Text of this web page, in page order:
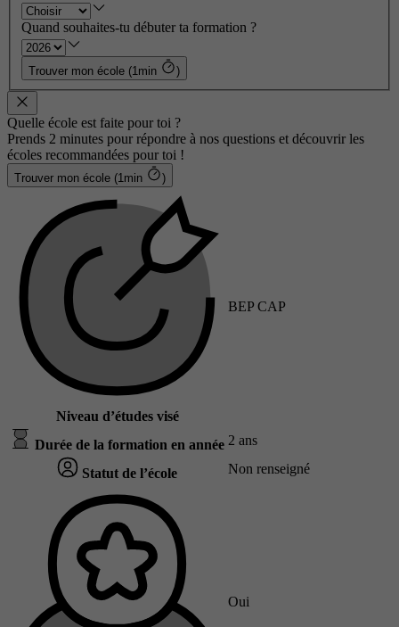
Quand souhaites-tu débuter ta formation ?
Trouver mon école (1min )
Quelle école est faite pour toi ?
Prends 2 minutes pour répondre à nos questions et découvrir les
écoles recommandées pour toi !
Trouver mon école (1min )
Niveau d’études visé
BEP CAP
Durée de la formation en année 2 ans
Statut de l’école Non renseigné
Oui